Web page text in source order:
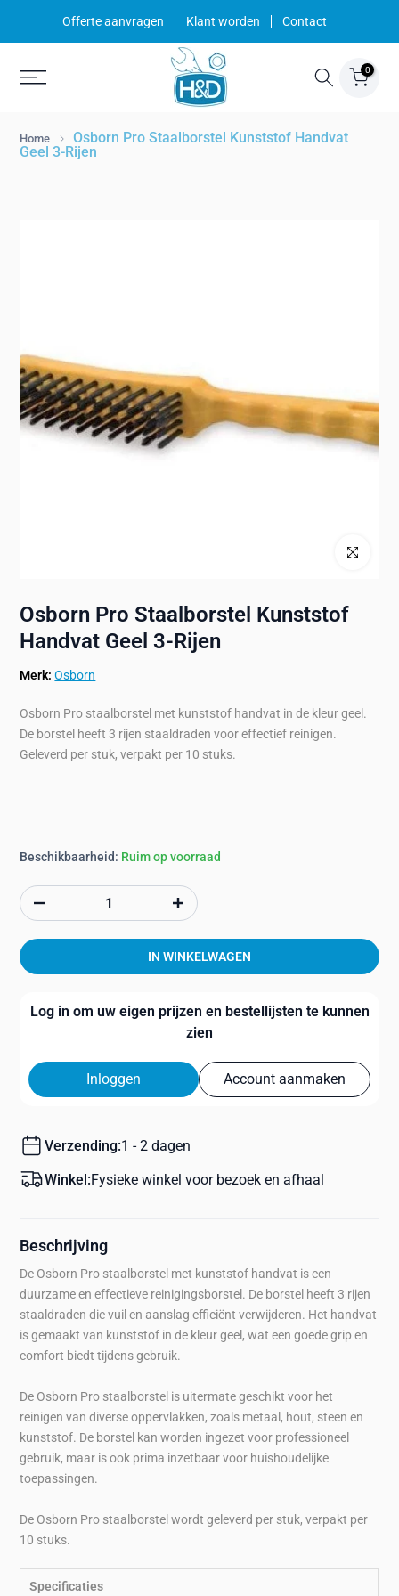
Offerte aanvragen Klant worden Contact
0
Home
Osborn Pro Staalborstel Kunststof Handvat
Geel 3-Rijen
Klik om te
Osborn Pro Staalborstel Kunststof
Handvat Geel 3-Rijen
Merk: Osborn
Osborn Pro staalborstel met kunststof handvat in de kleur geel.
De borstel heeft 3 rijen staaldraden voor effectief reinigen.
Geleverd per stuk, verpakt per 10 stuks.
Beschikbaarheid: Ruim op voorraad
IN WINKELWAGEN
Log in om uw eigen prijzen en bestellijsten te kunnen
zien
Inloggen Account aanmaken
Verzending:1 - 2 dagen
Winkel:Fysieke winkel voor bezoek en afhaal
Beschrijving
De Osborn Pro staalborstel met kunststof handvat is een
duurzame en effectieve reinigingsborstel. De borstel heeft 3 rijen
staaldraden die vuil en aanslag efficiënt verwijderen. Het handvat
is gemaakt van kunststof in de kleur geel, wat een goede grip en
comfort biedt tijdens gebruik.
De Osborn Pro staalborstel is uitermate geschikt voor het
reinigen van diverse oppervlakken, zoals metaal, hout, steen en
kunststof. De borstel kan worden ingezet voor professioneel
gebruik, maar is ook prima inzetbaar voor huishoudelijke
toepassingen.
De Osborn Pro staalborstel wordt geleverd per stuk, verpakt per
10 stuks.
Specificaties